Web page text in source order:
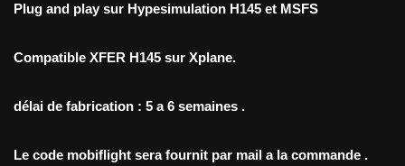
Plug and play sur Hypesimulation H145 et MSFS
Compatible XFER H145 sur Xplane.
délai de fabrication : 5 a 6 semaines .
Le code mobiflight sera fournit par mail a la commande .